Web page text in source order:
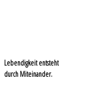
Lebendigkeit entsteht
durch Miteinander.